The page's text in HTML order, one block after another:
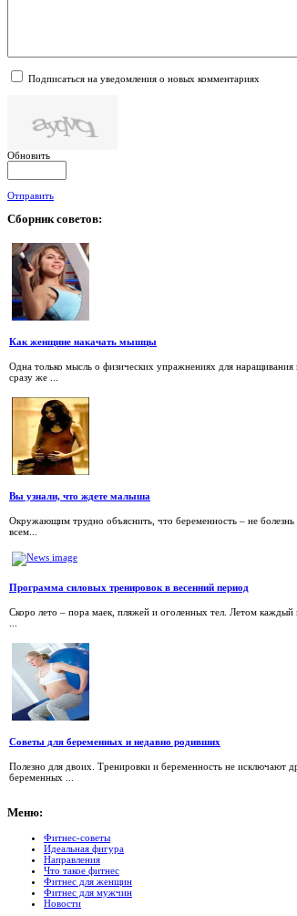
Подписаться на уведомления о новых комментариях
Обновить
Отправить
Сборниксоветов:
Как женщине накачать мышцы
Одна только мысль о физических упражнениях для
сразу же ...
Вы узнали, что ждете малыша
Окружающим трудно объяснить, что беременность – не болезнь
всем...
Программа силовых тренировок в весенний период
Скоро лето – пора маек, пляжей и оголенных тел. Летом
Советы для беременных и недавно родивших
Полезно для двоих. Тренировки и беременность не исключают
беременных ...
Меню:
Фитнес-советы
Идеальная фигура
Направления
Что такое фитнес
Фитнес для женщин
Фитнес для мужчин
Новости